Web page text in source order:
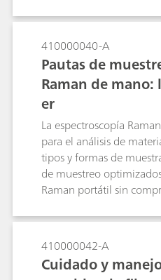
410000040-A
Pautas de
Raman de mano:
er
La espectroscopía
para el análisis de
tipos y formas de
de muestreo
Raman portátil sin
410000042-A
Cuidado y